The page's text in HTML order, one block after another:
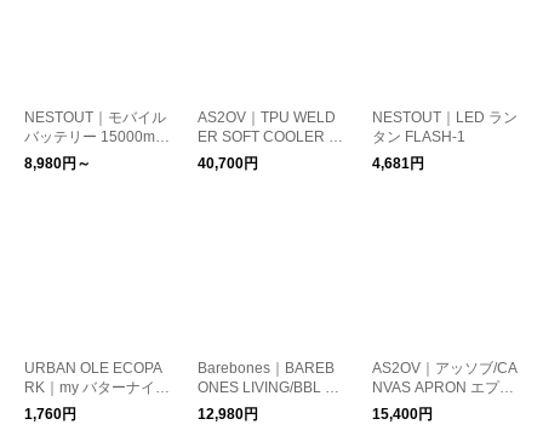
NESTOUT｜モバイル
バッテリー 15000mA
h
8,980円～
AS2OV｜TPU WELD
ER SOFT COOLER B
AG 35L ソフトクーラ
ーバッグ 420D TPU
40,700円
NESTOUT｜LED ラン
タン FLASH-1
4,681円
URBAN OLE ECOPA
RK｜my バターナイフ
キット
1,760円
Barebones｜BAREB
ONES LIVING/BBL レ
イルロードランプ LE
D ランタン アンティ
12,980円
AS2OV｜アッソブ/CA
NVAS APRON エプロ
ン
15,400円